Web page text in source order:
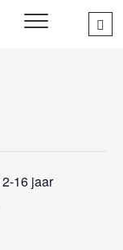
EN VERBINDEN
16 jaar